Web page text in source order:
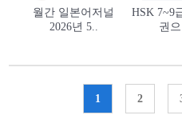
월간 일본어저널
2026년 5..
HSK 7~9
권
1 2